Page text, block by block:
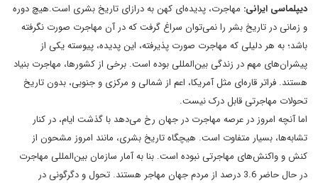
دیپلماسی ایرانی: مهاجرت، پدیده‌ای کهن به درازای تاریخ بشری است.هیچ دوره
و زمانی در تاریخ بشر را نمی‌توان سراغ گرفت که در آن مهاجرت صورت نگرفته
باشد؛ به هر دلیلی که مهاجرت صورت پذیرفته، این پدیده، پیوسته یکی از
پیشران‌های مهم در زندگی بین‌المللی بوده است. برخی از کشورها، مهاجرت بنیاد
هستند. فراتر قاره‌ای مثل آمریکا، اعم از شمالی و مرکزی و جنوبی، بدون تاریخ
تحولات مهاجرتی قابل درک نیست.
اما آنچه امروز در عرصه مهاجرت در جهان رخ می‌دهد با گذشت ایام، در کنار
تشابه‌ها، بسیار متفاوت است. هیچگاه تاریخ بشری، مانند امروز مشحون از
کنش و واکنش‌های مهاجرتی نبوده است. بنا به آمار سازمان بین‌المللی مهاجرت
در حال حاضر 3.6 درصد از مردم جهان مهاجر هستند. تحول و دگرگونی در